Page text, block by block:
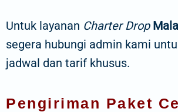
Untuk layanan Charter Drop
segera hubungi admin kami
jadwal dan tarif khusus.
Pengiriman Paket